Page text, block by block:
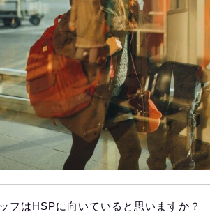
フはHSPに向いていると思いますか？